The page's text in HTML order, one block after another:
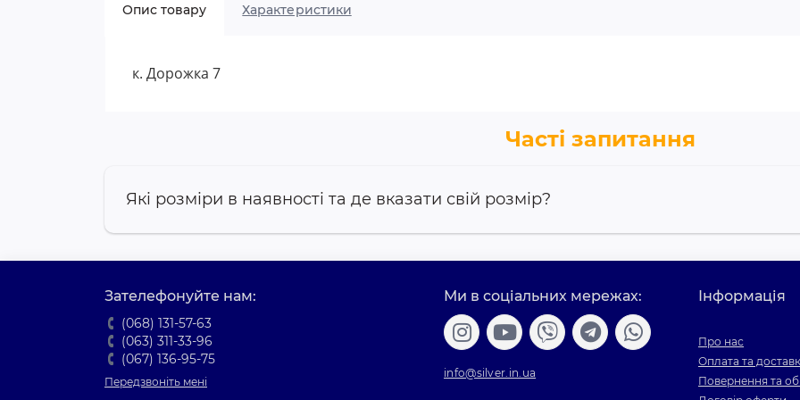
Опис товару Характеристики
к. Дорожка 7
Часті запитання
Які розміри в наявності та де вказати свій розмір?
Зателефонуйте нам:
(068) 131-57-63
(063) 311-33-96
(067) 136-95-75
Передзвоніть мені
Ми в соціальних мережах:
info@silver.in.ua
Інформація
Про нас
Оплата та
Повернення та